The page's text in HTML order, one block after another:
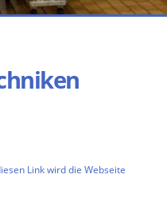
Link wird die Webseite